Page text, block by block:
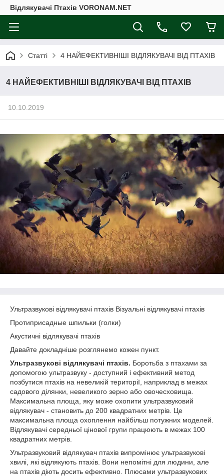
Відлякувачі Птахів VORONAM.NET
Статті 4 НАЙЕФЕКТИВНІШІ ВІДЛЯКУВАЧІ ВІД ПТАХІВ
4 НАЙЕФЕКТИВНІШІ ВІДЛЯКУВАЧІ ВІД ПТАХІВ
10.10.2019
Ультразвукові відлякувачі птахів Візуальні відлякувачі птахів
Протиприсадные шпильки (голки)
Акустичні відлякувачі птахів
Давайте докладніше розглянемо кожен пункт.
Ультразвукові відлякувачі птахів. Боротьба з птахами за
допомогою ультразвуку - доступний і ефективний метод
позбутися птахів на невеликій території, наприклад в межах
садового ділянки, невеликого зерно або овочесховища.
Максимальна площа, яку може охопити ультразвуковий
відлякувач - становить до 200 квадратних метрів. Це
максимальна площа охоплення найбільш потужних моделей.
Відлякувачі середньої цінової групи працюють в межах 100
квадратних метрів.
Ультразвуковий відлякувач птахів випромінює ультразвукові
хвилі, які відлякують птахів. Вони непомітні для людини, але
на птахів діють досить ефективно. Плюсами ультразвукових